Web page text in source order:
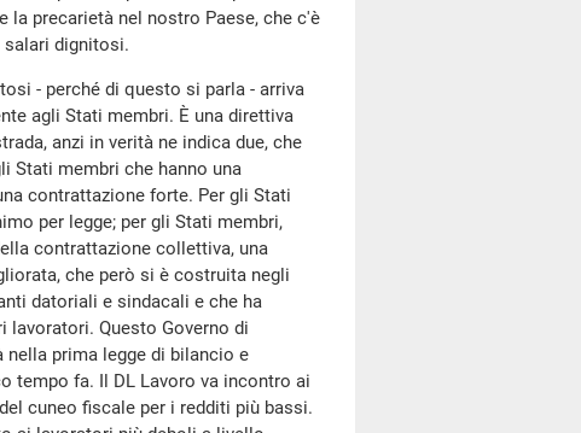
la precarietà nel nostro Paese, che c'è
dignitosi.
- perché di questo si parla - arriva
agli Stati membri. È una direttiva
anzi in verità ne indica due, che
Stati membri che hanno una
contrattazione forte. Per gli Stati
per legge; per gli Stati membri,
contrattazione collettiva, una
che però si è costruita negli
datoriali e sindacali e che ha
Questo Governo di
prima legge di bilancio e
tempo fa. Il DL Lavoro va incontro ai
cuneo fiscale per i redditi più bassi.